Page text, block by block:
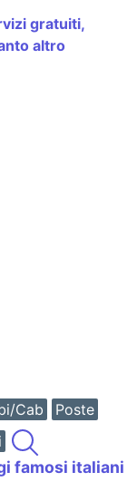
gratuiti,
altro
Cab
Poste
famosi italiani